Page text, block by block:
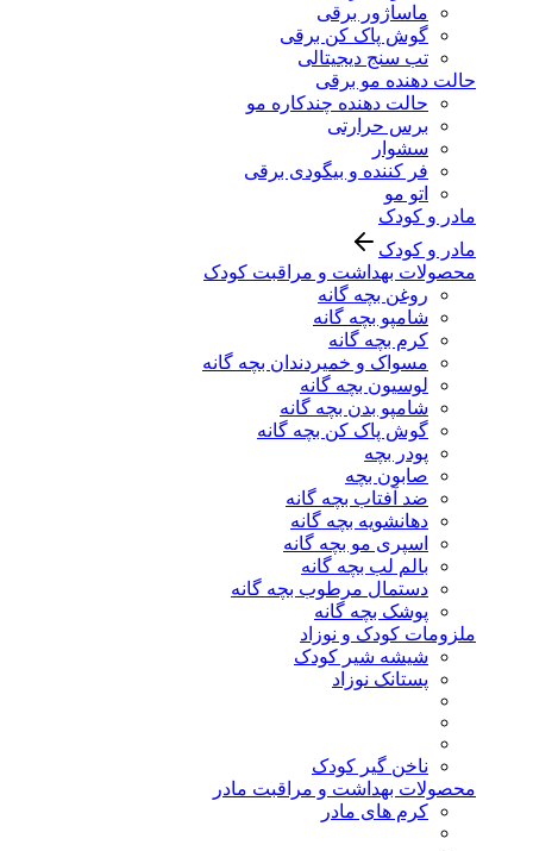
ماساژور برقی
گوش پاک کن برقی
تب سنج دیجیتالی
حالت دهنده مو برقی
حالت دهنده چندکاره مو
برس حرارتی
سشوار
فر کننده و بیگودی برقی
اتو مو
مادر و کودک
مادر و کودک
محصولات بهداشت و مراقبت کودک
روغن بچه گانه
شامپو بچه گانه
کرم بچه گانه
مسواک و خمیردندان بچه گانه
لوسیون بچه گانه
شامپو بدن بچه گانه
گوش پاک کن بچه گانه
پودر بچه
صابون بچه
ضد آفتاب بچه گانه
دهانشویه بچه گانه
اسپری مو بچه گانه
بالم لب بچه گانه
دستمال مرطوب بچه گانه
پوشک بچه گانه
ملزومات کودک و نوزاد
شیشه شیر کودک
پستانک نوزاد
ناخن گیر کودک
محصولات بهداشت و مراقبت مادر
کرم های مادر